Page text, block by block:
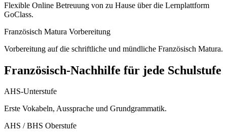
Flexible Online Betreuung von zu Hause über die Lernplattform
GoClass.
Französisch Matura Vorbereitung
Vorbereitung auf die schriftliche und mündliche Französisch Matura.
Französisch-Nachhilfe für jede Schulstufe
AHS-Unterstufe
Erste Vokabeln, Aussprache und Grundgrammatik.
AHS / BHS Oberstufe